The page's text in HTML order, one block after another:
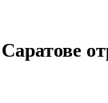
Саратове